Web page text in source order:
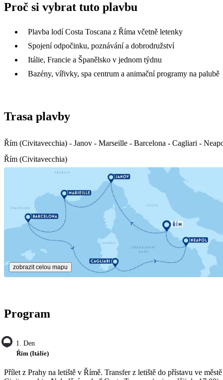
Proč si vybrat tuto plavbu
Plavba lodí Costa Toscana z Říma včetně letenky
Spojení odpočinku, poznávání a dobrodružství
Itálie, Francie a Španělsko v jednom týdnu
Bazény, vířivky, spa centrum a animační programy na palubě
Trasa plavby
Řím (Civitavecchia) - Janov - Marseille - Barcelona - Cagliari -
Řím (Civitavecchia)
zobrazit celou mapu
Program
1. Den
Řím (Itálie)
Přílet z Prahy na letiště v Římě. Transfer z letiště do přístavu ve městě